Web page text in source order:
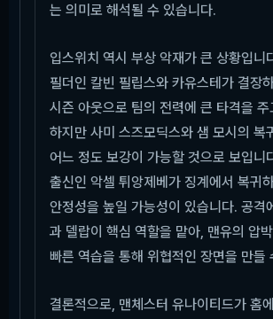
는 의미로 해석될 수 있습니다.
입스위치 역시 부상 악재가 큰 상황입니
필더인 칼빈 필립스와 카유스테가 결장
시즌 아웃으로 팀의 전력에 큰 타격을
하지만 사미 스즈모딕스와 샘 모시의 복
어느 정도 보강이 가능할 것으로 보입니
출신인 악셀 튀앙제베가 징계에서 복귀
안정성을 높일 가능성이 있습니다. 공격
과 델랍이 핵심 역할을 맡아, 맨유의 압
빠른 역습을 통해 위협적인 장면을 만들
결론적으로, 맨체스터 유나이티드가 홈